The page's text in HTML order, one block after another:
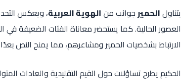
يتناولالحميرجوانب منالهوية العربية، ويعكس
العصور الحالية. كما يستحضر معاناة الفئات الضعيفة
الارتباط بشخصيات الحمير ومشاعرهم، مما يمنح النص
الحكيم يطرح تساؤلات حول القيم التقليدية والعادات